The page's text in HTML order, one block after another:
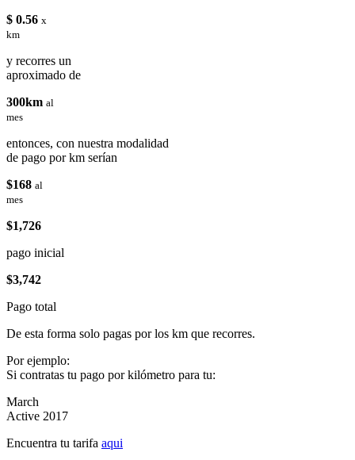
$ 0.56 x
km
y recorres un
aproximado de
300km al
mes
entonces, con nuestra modalidad
de pago por km serían
$168 al
mes
$1,726
pago inicial
$3,742
Pago total
De esta forma solo pagas por los km que recorres.
Por ejemplo:
Si contratas tu pago por kilómetro para tu:
March
Active 2017
Encuentra tu tarifa aqui